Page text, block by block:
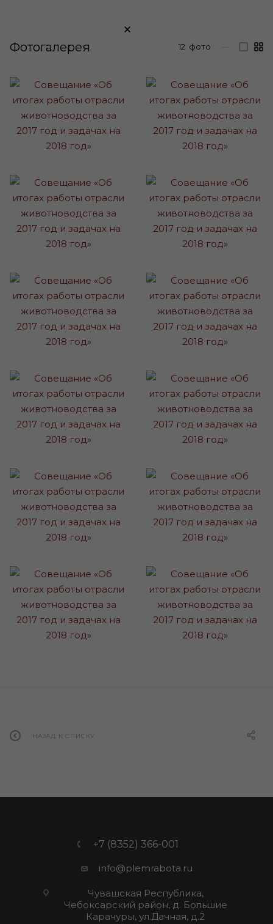
Фотогалерея 12 фото
НАЗАД К СПИСКУ
+7 (8352) 366-001
info@plemrabota.ru
Чувашская Республика,
Чебоксарский район, д. Большие
Карачуры, ул.Дачная, д.2
×